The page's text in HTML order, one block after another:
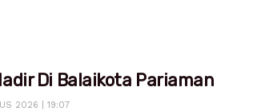
Di Balaikota Pariaman
2026 | 19:07